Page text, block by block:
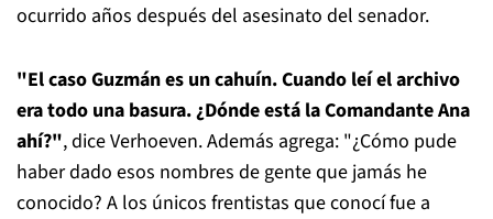
ocurrido años después del asesinato del senador.
"El caso Guzmán es un cahuín. Cuando leí el archivo
era todo una basura. ¿Dónde está la Comandante Ana
ahí?", dice Verhoeven. Además agrega: "¿Cómo pude
haber dado esos nombres de gente que jamás he
conocido? A los únicos frentistas que conocí fue a